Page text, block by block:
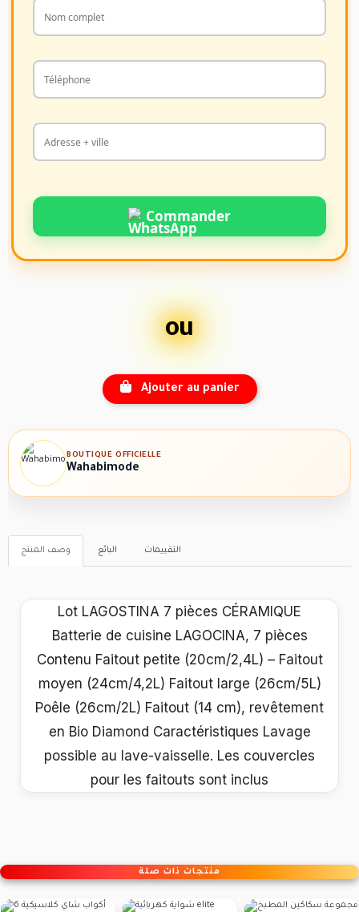
Commander
ou
Ajouter au panier
BOUTIQUE OFFICIELLE
Wahabimode
وصف المنتج البائع التقييمات
Lot LAGOSTINA 7 pièces CÉRAMIQUE
Batterie de cuisine LAGOCINA, 7 pièces
Contenu Faitout petite (20cm/2,4L) – Faitout
moyen (24cm/4,2L) Faitout large (26cm/5L)
Poêle (26cm/2L) Faitout (14 cm), revêtement
en Bio Diamond Caractéristiques Lavage
possible au lave-vaisselle. Les couvercles
pour les faitouts sont inclus
منتجات ذات صلة